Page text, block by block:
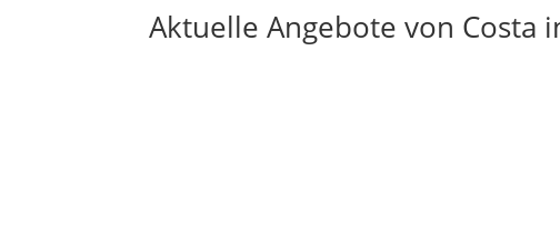
Aktuelle Angebote von